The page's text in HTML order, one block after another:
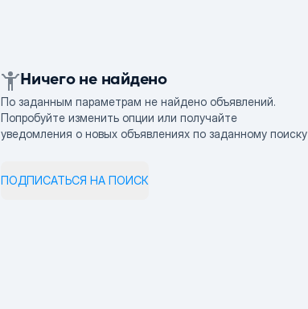
Ничего не найдено
По заданным параметрам не найдено объявлений.
Попробуйте изменить опции или получайте
уведомления о новых объявлениях по заданному поиску
ПОДПИСАТЬСЯ НА ПОИСК